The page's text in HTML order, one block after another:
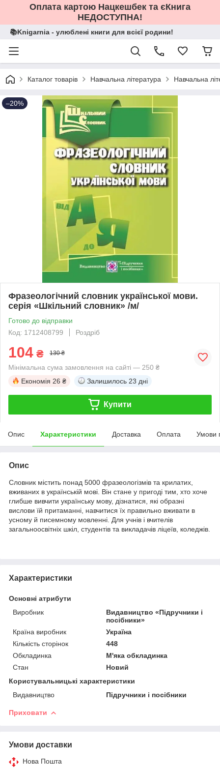
Оплата картою Нацкешбек та єКнига
НЕДОСТУПНА!
📚Knigarnia - улюблені книги для всієї родини!
Каталог товарів Навчальна література Навчальна
–20%
Фразеологічний словник української мови.
серія «Шкільний словник» /м/
Готово до відправки
Код: 1712408799
Роздріб
104 ₴ 130 ₴
Мінімальна сума замовлення на сайті — 250 ₴
Економія 26 ₴ Залишилось 23 дні
Купити
Опис Характеристики Доставка Оплата Умови
Опис
Словник містить понад 5000 фразеологізмів та крилатих,
вживаних в українській мові. Він стане у пригоді тим, хто хоче
глибше вивчити українську мову, дізнатися, які образні
вислови їй притаманні, навчитися їх правильно вживати в
усному й писемному мовленні. Для учнів і вчителів
загальноосвітніх шкіл, студентів та викладачів ліцеїв, коледжів.
Характеристики
Основні атрибути
Виробник
Видавництво «Підручники і
посібники»
Країна виробник
Україна
Кількість сторінок
448
Обкладинка
М'яка обкладинка
Стан
Новий
Користувальницькі характеристики
Видавництво
Підручники і посібники
Приховати
Умови доставки
Нова Пошта